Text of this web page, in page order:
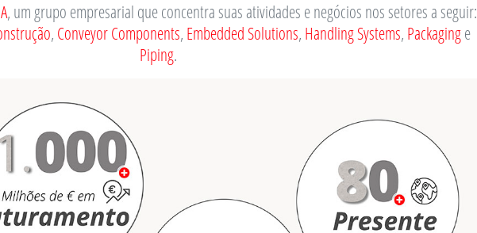
, um grupo empresarial que concentra suas atividades e negócios nos setores a seguir:
, Conveyor Components, Embedded Solutions, Handling Systems, Packaginge
Piping.